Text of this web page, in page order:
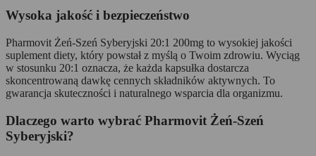
Wysoka jakość i bezpieczeństwo
Pharmovit Żeń-Szeń Syberyjski 20:1 200mg to wysokiej jakości
suplement diety, który powstał z myślą o Twoim zdrowiu. Wyciąg
w stosunku 20:1 oznacza, że każda kapsułka dostarcza
skoncentrowaną dawkę cennych składników aktywnych. To
gwarancja skuteczności i naturalnego wsparcia dla organizmu.
Dlaczego warto wybrać Pharmovit Żeń-Szeń
Syberyjski?